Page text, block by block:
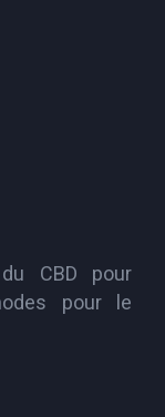
CBD pour
pour le